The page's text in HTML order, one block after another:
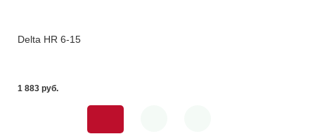
Delta HR 6-15
1 883 pуб.